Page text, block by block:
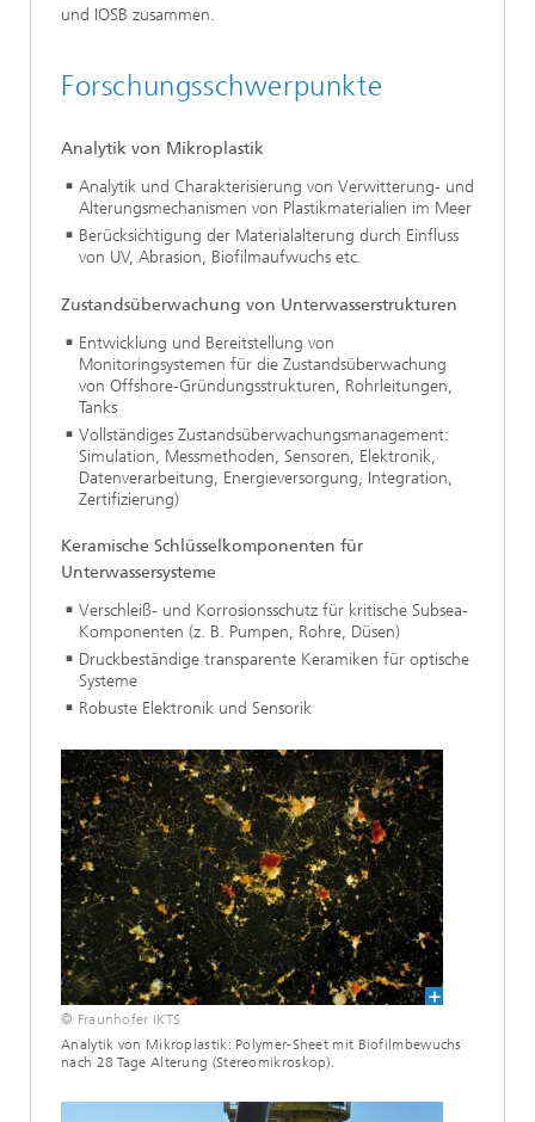
und IOSB zusammen.
Forschungsschwerpunkte
Analytik von Mikroplastik
Analytik und Charakterisierung von Verwitterung- und
Alterungsmechanismen von Plastikmaterialien im Meer
Berücksichtigung der Materialalterung durch Einfluss
von UV, Abrasion, Biofilmaufwuchs etc.
Zustandsüberwachung von Unterwasserstrukturen
Entwicklung und Bereitstellung von
Monitoringsystemen für die Zustandsüberwachung
von Offshore-Gründungsstrukturen, Rohrleitungen,
Tanks
Vollständiges Zustandsüberwachungsmanagement:
Simulation, Messmethoden, Sensoren, Elektronik,
Datenverarbeitung, Energieversorgung, Integration,
Zertifizierung)
Keramische Schlüsselkomponenten für
Unterwassersysteme
Verschleiß- und Korrosionsschutz für kritische Subsea-
Komponenten (z. B. Pumpen, Rohre, Düsen)
Druckbeständige transparente Keramiken für optische
Systeme
Robuste Elektronik und Sensorik
© Fraunhofer IKTS
Analytik von Mikroplastik: Polymer-Sheet mit Biofilmbewuchs
nach 28 Tage Alterung (Stereomikroskop).